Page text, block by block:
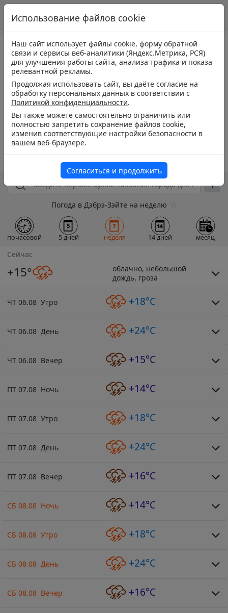
Погода в Дэбрэ-Зэйте на неделю
почасовой 5 дней неделя 14 дней месяц
Сейчас
+15°
облачно, небольшой
дождь, гроза
ЧТ 06.08 Утро +18°C
ЧТ 06.08 День +24°C
ЧТ 06.08 Вечер +15°C
ПТ 07.08 Ночь +14°C
ПТ 07.08 Утро +18°C
ПТ 07.08 День +24°C
ПТ 07.08 Вечер +16°C
СБ 08.08 Ночь +14°C
СБ 08.08 Утро +18°C
СБ 08.08 День +24°C
СБ 08.08 Вечер +16°C
Использование файлов cookie
Наш сайт использует файлы cookie, форму обратной
связи и сервисы веб-аналитики (Яндекс.Метрика, РСЯ)
для улучшения работы сайта, анализа трафика и показа
релевантной рекламы.
Продолжая использовать сайт, вы даёте согласие на
обработку персональных данных в соответствии с
Политикой конфиденциальности.
Вы также можете самостоятельно ограничить или
полностью запретить сохранение файлов cookie,
изменив соответствующие настройки безопасности в
вашем веб-браузере.
Согласиться и продолжить